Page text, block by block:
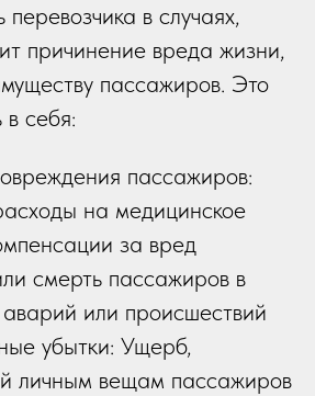
перевозчика в случаях,
причинение вреда жизни,
пассажиров. Это
себя:
пассажиров:
на медицинское
за вред
смерть пассажиров в
аварий или происшествий
убытки: Ущерб,
личным вещам пассажиров